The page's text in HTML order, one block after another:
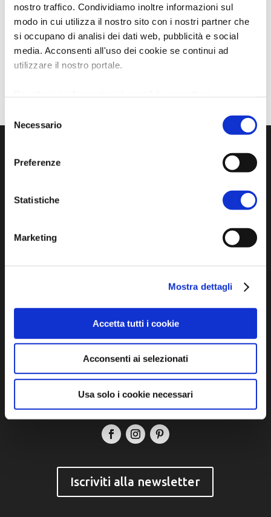
nostro traffico. Condividiamo inoltre informazioni sul
modo in cui utilizza il nostro sito con i nostri partner che
si occupano di analisi dei dati web, pubblicità e social
media. Acconsenti all'uso dei cookie se continui ad
utilizzare il nostro portale.
delNecessario
Preferenze
Statistiche
Marketing
Mostra dettagli
Accetta tutti i cookie
Acconsenti ai selezionati
Usa solo i cookie necessari
Sito ufficiale di informazione turistica
dell'Unione dei Comuni della Bassa Romagna
Piazza della Libertà, 13
48012 Bagnacavallo (RA)
Tel. +39 0545 280898
turismo@unione.labassaromagna.it
P.IVA e Cod. Fiscale 02291370399
P.E.C. pg.unione.labassaromagna.it@legalmail.it
Iscriviti alla newsletter